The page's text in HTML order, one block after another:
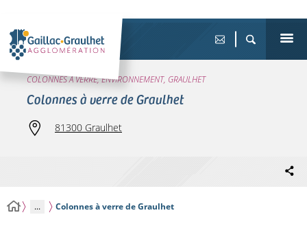
COLONNES À VERRE, ENVIRONNEMENT, GRAULHET
Colonnes à verre de Graulhet
81300 Graulhet
... Colonnes à verre de Graulhet